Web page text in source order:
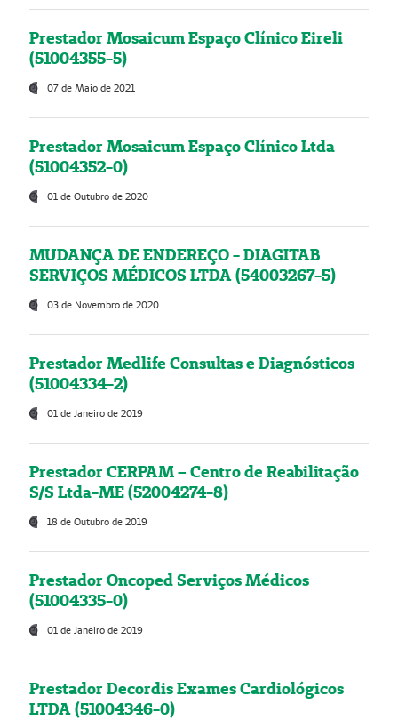
Prestador Mosaicum Espaço Clínico Eireli
(51004355-5)
07 de Maio de 2021
Prestador Mosaicum Espaço Clínico Ltda
(51004352-0)
01 de Outubro de 2020
MUDANÇA DE ENDEREÇO - DIAGITAB
SERVIÇOS MÉDICOS LTDA (54003267-5)
03 de Novembro de 2020
Prestador Medlife Consultas e Diagnósticos
(51004334-2)
01 de Janeiro de 2019
Prestador CERPAM – Centro de Reabilitação
S/S Ltda-ME (52004274-8)
18 de Outubro de 2019
Prestador Oncoped Serviços Médicos
(51004335-0)
01 de Janeiro de 2019
Prestador Decordis Exames Cardiológicos
LTDA (51004346-0)